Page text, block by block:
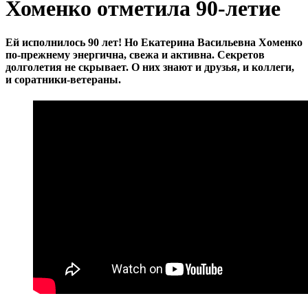
Хоменко отметила 90-летие
Ей исполнилось 90 лет! Но Екатерина Васильевна Хоменко
по-прежнему энергична, свежа и активна. Секретов
долголетия не скрывает. О них знают и друзья, и коллеги,
и соратники-ветераны.